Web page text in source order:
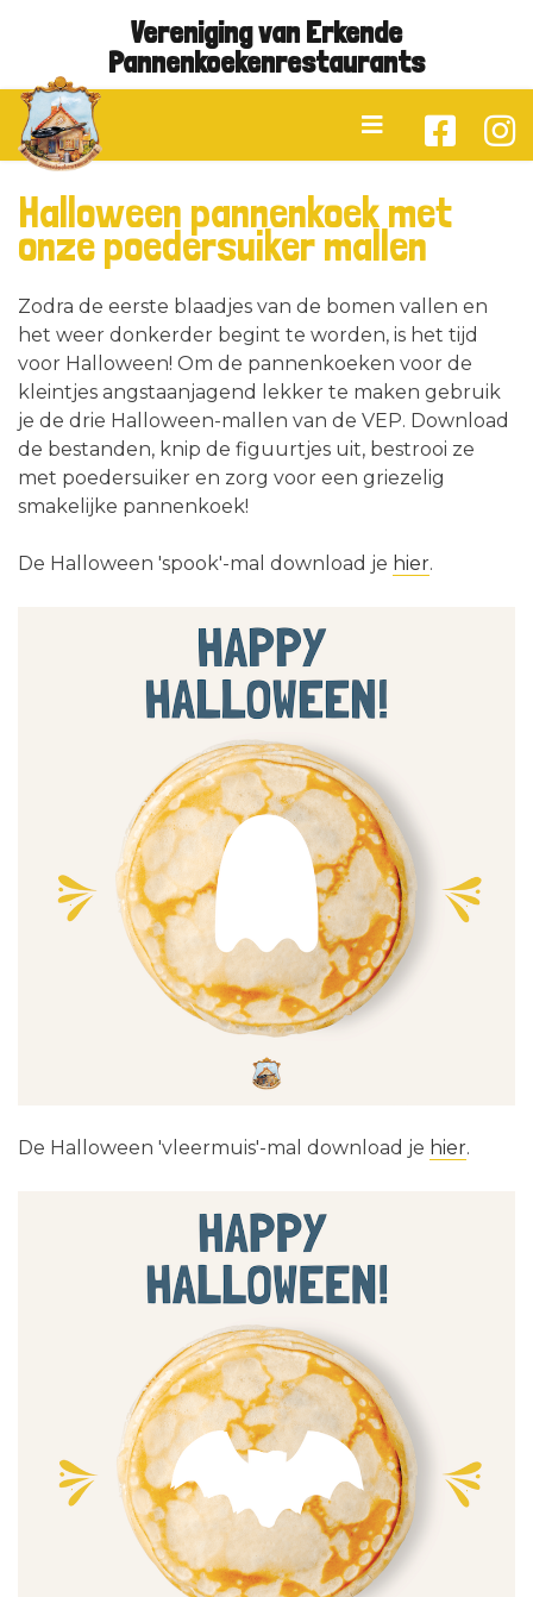
Vereniging van Erkende
Pannenkoekenrestaurants
Halloween pannenkoek met
onze poedersuiker mallen
Zodra de eerste blaadjes van de bomen vallen en
het weer donkerder begint te worden, is het tijd
voor Halloween! Om de pannenkoeken voor de
kleintjes angstaanjagend lekker te maken gebruik
je de drie Halloween-mallen van de VEP. Download
de bestanden, knip de figuurtjes uit, bestrooi ze
met poedersuiker en zorg voor een griezelig
smakelijke pannenkoek!
De Halloween 'spook'-mal download je hier.
De Halloween 'vleermuis'-mal download je hier.